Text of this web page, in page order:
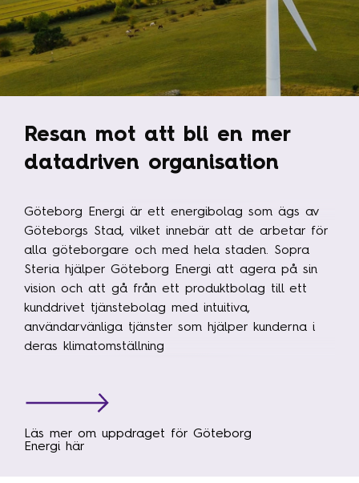
Resan mot att bli en mer
datadriven organisation
Göteborg Energi är ett energibolag som ägs av
Göteborgs Stad, vilket innebär att de arbetar för
alla göteborgare och med hela staden. Sopra
Steria hjälper Göteborg Energi att agera på sin
vision och att gå från ett produktbolag till ett
kunddrivet tjänstebolag med intuitiva,
användarvänliga tjänster som hjälper kunderna i
deras klimatomställning
Läs mer om uppdraget för Göteborg
Energi här